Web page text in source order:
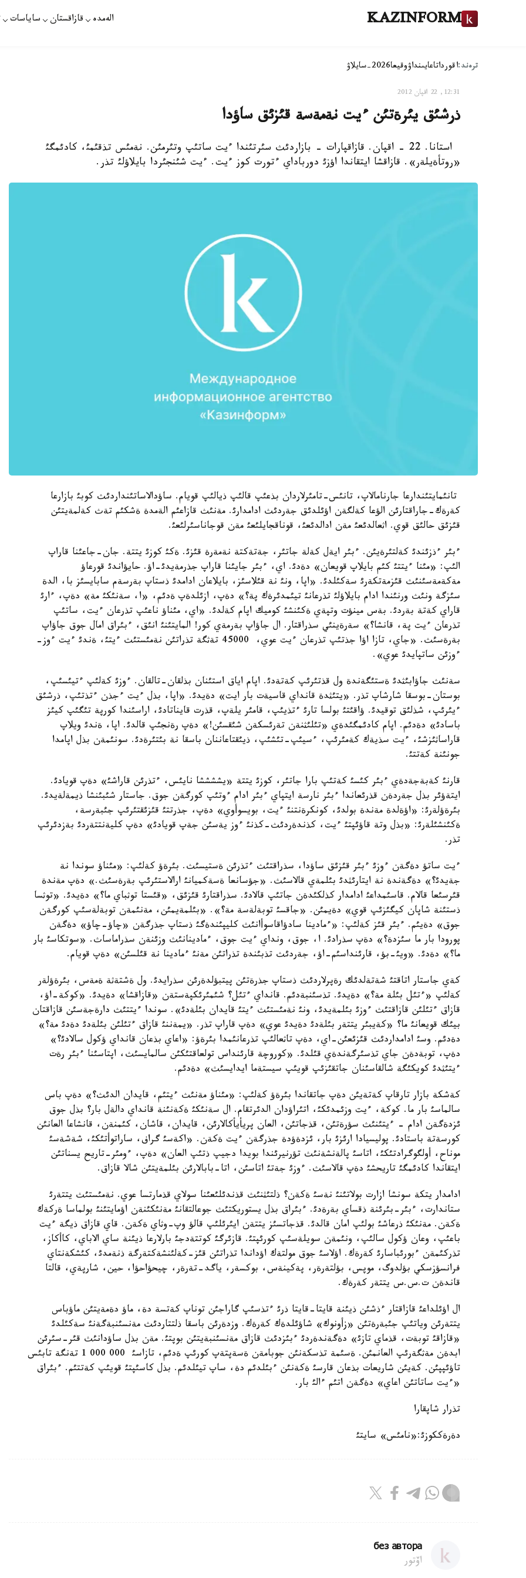
KAZINFORM الەمدە قازاقستان ساياسات
ترەند:اقورداتاعايىنداۋوقيعا2026-سايلاۋ
12:31, 22 اقپان 2012
ذرشئق يئرةتئن ءيت نةمةسة قئزئق ساؤدا
استانا. 22 - اقپان. قازاقپارات - بازاردئث سئرتئندا ءيت ساتئپ وتئرمئن. نةمئس تذقئمئ، كادئمگئ
«روتأةيلةر». قازاقشا ايتقاندا اؤزئ دورباداي ءتورت كوز ءيت. ءيت شئنجئردا بايلاؤلئ تذر.
تانئمايتئندارعا جارنامالاپ، تانئس-تامئرلاردان بذعئپ قالئپ ذيالئپ قويام. ساؤدالاساتئنداردئث كوبئ بازارعا
كةرةك-جاراقتارئن الؤعا كةلگةن اؤئلدئق جةردئث ادامدارئ. مةنئث قازاعئم الةمدة ةشكئم تةث كةلمةيتئن
قئزئق حالئق قوي. اثعالدئعئ مةن ادالدئعئ، قوناقجايلئعئ مةن قوجاناسئرلئعئ.
ءبئر ءذزئندئ كةلتئرةيئن. ءبئر ايةل كةلة جاتئر، جةتةكتة نةمةرة قئزئ. ةكئ كوزئ يتتة. جان-جاعئنا قاراپ
الئپ: «مئنا ءيتتئ كئم بايلاپ قويعان» دةدئ. اي، ءبئر جايئنا قاراپ جذرمةيدئ-اؤ. حايؤاندئ قورعاؤ
مةكةمةسئنئث قئزمةتكةرئ سةكئلدئ. «اپا، ونئ نة قئلاسئز، بايلاعان ادامدئ ذستاپ بةرسةم سابايسئز با، الدة
سئزگة ونئث ورنئندا ادام بايلاؤلئ تذرعانئ تيئمدئرةك پة؟» دةپ، ازئلدةپ ةدئم، «ا، سةنئكئ مة» دةپ، ءارئ
قاراي كةتة بةردئ. بةس مينؤت وتپةي ةكئنشئ كوميك اپام كةلدئ. «اي، مئناؤ ناعئپ تذرعان ءيت، ساتئپ
تذرعان ءيت پة، قانشا؟» سةرةينئي سذراقتار. ال جاؤاپ بةرمةي كور! المايتئنئ انئق، ءبئراق امال جوق جاؤاپ
بةرةسئث. «جاي، تازا اؤا جذتئپ تذرعان ءيت عوي، 45000 تةثگة تذراتئن نةمئستئث ءيتئ، ةندئ ءيت ءوز-
ءوزئن ساتپايدئ عوي».
سةنئث جاؤابئثدئ ةستئگةندة ول قذتئرئپ كةتةدئ. اپام اياق استئنان بذلقان-تالقان. ءوزئ كةلئپ ءتيئسئپ،
بوستان-بوسقا شارشاپ تذر. «يتئثدة قانداي قاسيةت بار ايت» دةيدئ. «اپا، بذل ءيت ءجذن ءتذتئپ، ذرشئق
ءيئرئپ، شذلئق توقيدئ. ؤاقئتئ بولسا تارئ ءتذيئپ، قامئر يلةپ، قذرت قايناتادئ، اراسئندا كورپة تئگئپ كيئز
باسادئ» دةدئم. اپام كادئمگئدةي «تئلئثنةن تةرئسكةن شئقسئن!» دةپ رةنجئپ قالدئ. اپا، ةندئ ويلاپ
قاراساثئزشئ، ءيت سذيةك كةمئرئپ، ءسيئپ-تئشئپ، ذيئقتاعاننان باسقا نة بئتئرةدئ. سونئمةن بذل اپامدا
جونئنة كةتتئ.
قارنئ كةبةجةدةي ءبئر كئسئ كةتئپ بارا جاتئر، كوزئ يتتة «يششششا نايئس، ءتذرئن قاراشئ» دةپ قويادئ.
ايتةؤئر بذل جةردةن قذرئعاندا ءبئر نارسة ايتپاي ءبئر ادام ءوتئپ كورگةن جوق. جاستار شئبئنشا ذيمةلةيدئ.
بئرةؤلةرئ: «اؤةلدة مةندة بولدئ، كونكرةنتنئ ءيت، بويسوأوي» دةپ، جذرتتئ قئزئقتئرئپ جئبةرسة،
ةكئنشئلةرئ: «بذل وتة قاؤئپتئ ءيت، كذندةردئث-كذنئ ءوز يةسئن جةپ قويادئ» دةپ كليةنتتةردئ بةزدئرئپ
تذر.
ءيت ساتؤ دةگةن ءوزئ ءبئر قئزئق ساؤدا، سذراقتئث ءتذرئن ةستيسئث. بئرةؤ كةلئپ: «مئناؤ سوندا نة
جةيدئ؟» دةگةندة نة ايتارئثدئ بئلمةي قالاسئث. «جؤسانعا ةسةكميانئ ارالاستئرئپ بةرةسئث.» دةپ مةندة
قئرسئعا قالام. قاسئمداعئ ادامدار كذلكئدةن جاتئپ قالادئ. سذراقتارئ قئزئق، «قئستا توثباي ما؟» دةيدئ. «توثسا
ذستئنة شاپان كيگئزئپ قوي» دةيمئن. «جاقسئ توبةلةسة مة؟». «بئلمةيمئن، مةنئمةن توبةلةسئپ كورگةن
جوق» دةيئم. ءبئر قئز كةلئپ: «ءمادينا سادؤاقاسوأانئث كليپئندةگئ ذستاپ جذرگةن «چاؤ-چاؤ» دةگةن
پورودا بار ما سئزدة؟» دةپ سذرادئ. ا، جوق، ونداي ءيت جوق، ءمادينانئث وزئنةن سذراماساث. «سوتكاسئ بار
ما؟» دةدئ. «ويئ-بؤ، قارئنداسئم-اؤ، جةردئث تذبئندة تذراتئن مةنئ ءمادينا نة قئلسئن» دةپ قويام.
كةي جاستار اتاقتئ شةتةلدئك رةپرلاردئث ذستاپ جذرةتئن پيتبؤلدةرئن سذرايدئ. ول ةشتةثة ةمةس، بئرةؤلةر
كةلئپ «ءتئل بئلة مة؟» دةيدئ. تذسئنبةدئم. قانداي ءتئل؟ شئمئرئكپةستةن «قازاقشا» دةيدئ. «كوكة-اؤ،
قازاق ءتئلئن قازاقتئث ءوزئ بئلمةيدئ، ونئ نةمئستئث ءيتئ قايدان بئلةدئ». سوندا ءيتتئث دارةجةسئن قازاقتان
بيئك قويعانئ ما؟ «كةيبئر يتتةر بئلةدئ دةيدئ عوي» دةپ قاراپ تذر. «يمةننئ قازاق ءتئلئن بئلةدئ دةدئ مة؟»
دةدئم. وسئ ادامداردئث قئزئعئن-اي، دةپ تاثعالئپ تذرعانئمدا بئرةؤ: «اعاي بذعان قانداي ؤكول سالادئ؟»
دةپ، توبةدةن جاي تذسئرگةندةي قئلدئ. «كوروچة قارئنداس تولعاقتئكئن سالمايسئث، اپتاسئنا ءبئر رةت
ءيتئثدئ كويكئگة شالقاسئنان جاتقئزئپ قويئپ سيستةما ايدايسئث» دةدئم.
كةشكة بازار تارقاپ كةتةيئن دةپ جاتقاندا بئرةؤ كةلئپ: «مئناؤ مةنئث ءيتئم، قايدان الدئث؟» دةپ باس
سالماسئ بار ما. كوكة، ءيت وزئمدئكئ، اتئراؤدان الدئرتقام. ال سةنئكئ ةكةنئنة قانداي دالةل بار؟ بذل جوق
ئزدةگةن ادام - ءيتئنئث سؤرةتئن، قذجاتئن، العان پريأيأكالارئن، قايدان، قاشان، كئمنةن، قانشاعا العانئن
كورسةتة باستادئ. پوليسيادا ارئزئ بار، ئزدةؤدة جذرگةن ءيت ةكةن. «اكةسئ گراف، ساراتوأتئكئ، شةشةسئ
موناح، أولگوگرادتئكئ، اتاسئ پالةنشةنئث تؤرنيرئندا بويدا دجيپ ذتئپ العان» دةپ، ءومئر-تاريح يسناتئن
ايتقاندا كادئمگئ تاريحشئ دةپ قالاسئث. ءوزئ جةتئ اتاسئن، اتا-بابالارئن بئلمةيتئن شالا قازاق.
ادامدار يتكة سونشا ازارت بولاتئنئ نةسئ ةكةن؟ ذلتئثنئث قذندئلئعئنا سولاي قذمارتسا عوي. نةمئستئث يتتةرئ
ستاندارت، ءبئر-بئرئنة ذقساي بةرةدئ. ءبئراق بذل يستوريكتئث جوعالتقانئ مةنئكئنةن اؤمايتئنئ بولماسا ةركةك
ةكةن. مةنئكئ ذرعاشئ بولئپ امان قالدئ. قذجاتسئز يتتةن ايئرئلئپ قالؤ وپ-وثاي ةكةن. قاي قازاق ذيگة ءيت
باعئپ، وعان ؤكول سالئپ، ونئمةن سويلةسئپ كورئپتئ. قازئرگئ كوتتةدجئ بارلارعا ذيئنة ساي الاباي، كاأكاز،
تذركئمةن ءبورئباسارئ كةرةك. اؤلاسئ جوق مولتةك اؤداندا تذراتئن قئز-كةلئنشةكتةرگة ذنةمدئ، كئشكةنتاي
فرانسؤزسكي بؤلدوگ، موپس، بؤلتةرةر، پةكينةس، بوكسةر، ياگد-تةرةر، چيحؤاحؤا، حين، شارپةي، قالتا
قاندةن ت.س.س يتتةر كةرةك.
ال اؤئلداعئ قازاقتار ءذشئن ذيئنة قايتا-قايتا ذرئ ءتذسئپ گاراجئن توناپ كةتسة دة، ماؤ دةمةيتئن ماؤباس
يتتةرئن وياتئپ جئبةرةتئن «زأونوك» شاؤئلدةك كةرةك. وزدةرئن باسقا ذلتتاردئث مةنسئنبةگةنئ سةكئلدئ
«قازاقئ توبةت، قذماي تازئ» دةگةندةردئ ءبئزدئث قازاق مةنسئنبةيتئن بوپتئ. مةن بذل ساؤدانئث قئر-سئرئن
ابدةن مةثگةرئپ العانمئن. ةسئمة تذسكةنئن جوبامةن ةسةپتةپ كورئپ ةدئم، تازاسئ 000 000 1 تةنگة تابئس
تاؤئپپئن. كةيئن شاريعات بذعان قارسئ ةكةنئن ءبئلدئم دة، ساپ تيئلدئم. بذل كاسئپتئ قويئپ كةتتئم. ءبئراق
«ءيت ساتاتئن اعاي» دةگةن اتئم ءالئ بار.
تذرار شاپقارا
دةرةككوزئ:«نامئس» سايتئ
без автора
اۆتور